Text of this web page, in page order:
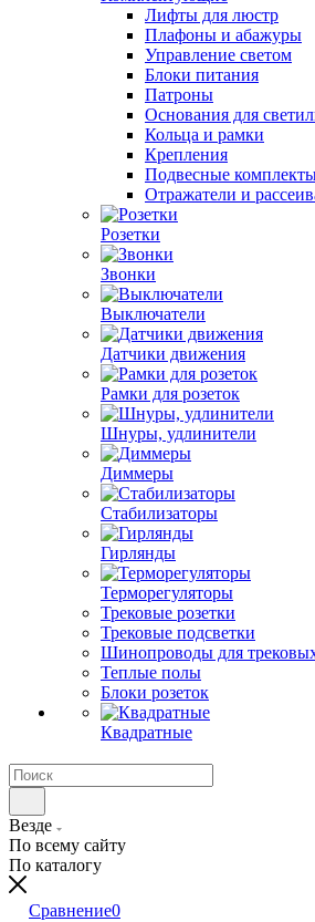
Лифты для люстр
Плафоны и абажуры
Управление светом
Блоки питания
Патроны
Основания для
Кольца и рамки
Крепления
Подвесные
Отражатели и
Розетки
Звонки
Выключатели
Датчики движения
Рамки для розеток
Шнуры, удлинители
Диммеры
Стабилизаторы
Гирлянды
Терморегуляторы
Трековые розетки
Трековые подсветки
Шинопроводы для
Теплые полы
Блоки розеток
Квадратные
Везде
По всему сайту
По каталогу
Сравнение0